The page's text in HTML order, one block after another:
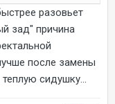
разовьет
зад" причина
после замены
сидушку...